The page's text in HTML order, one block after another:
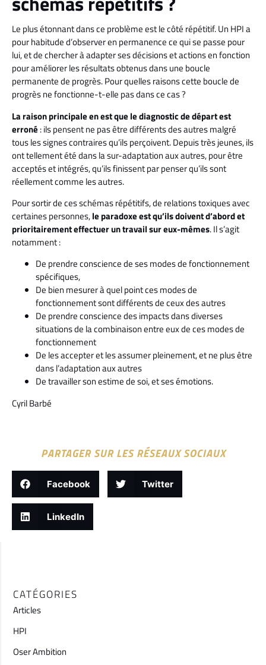
Le plus étonnant dans ce problème est le côté répétitif. Un HPI a
pour habitude d’observer en permanence ce qui se passe pour
lui, et de chercher à adapter ses décisions et actions en fonction
pour améliorer les résultats obtenus dans une boucle
permanente de progrès. Pour quelles raisons cette boucle de
progrès ne fonctionne-t-elle pas dans ce cas ?
La raison principale en est que le diagnostic de départ est
erroné: ils pensent ne pas être différents des autres malgré
tous les signes contraires qu’ils perçoivent. Depuis très jeunes, ils
ont tellement été dans la sur-adaptation aux autres, pour être
acceptés et intégrés, qu’ils finissent par penser qu’ils sont
réellement comme les autres.
Pour sortir de ces schémas répétitifs, de relations toxiques avec
certaines personnes,le paradoxe est qu’ils doivent d’abord et
prioritairement effectuer un travail sur eux-mêmes. Il s’agit
notamment :
De prendre conscience de ses modes de fonctionnement
spécifiques,
De bien mesurer à quel point ces modes de
fonctionnement sont différents de ceux des autres
De prendre conscience des impacts dans diverses
situations de la combinaison entre eux de ces modes de
fonctionnement
De les accepter et les assumer pleinement, et ne plus être
dans l’adaptation aux autres
De travailler son estime de soi, et ses émotions.
Cyril Barbé
PARTAGER SUR LES RÉSEAUX SOCIAUX
Facebook Twitter
LinkedIn
CATÉGORIES
Articles
HPI
Oser Ambition